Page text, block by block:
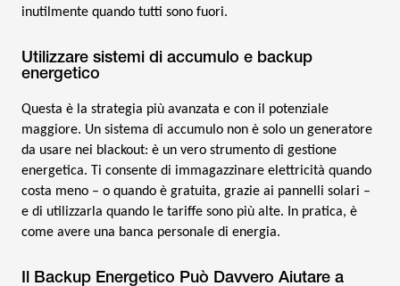
inutilmente quando tutti sono fuori.
Utilizzare sistemi di accumulo e backup
energetico
Questa è la strategia più avanzata e con il potenziale
maggiore. Un sistema di accumulo non è solo un generatore
da usare nei blackout: è un vero strumento di gestione
energetica. Ti consente di immagazzinare elettricità quando
costa meno – o quando è gratuita, grazie ai pannelli solari –
e di utilizzarla quando le tariffe sono più alte. In pratica, è
come avere una banca personale di energia.
Il Backup Energetico Può Davvero Aiutare a